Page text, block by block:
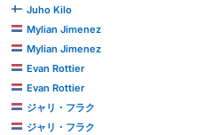
Juho Kilo
Mylian Jimenez
Mylian Jimenez
Evan Rottier
Evan Rottier
ジャリ・フラク
ジャリ・フラク